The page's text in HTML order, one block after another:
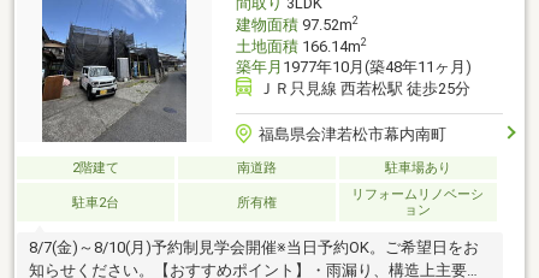
建物面積97.52m2
土地面積166.14m2
築年月 1977年10月(築48年11ヶ月)
ＪＲ只見線 西若松駅 徒歩25分
福島県会津若松市幕内南町
2階建て 南道路 駐車場あり
駐車2台 所有権
リフォームリノベーシ
ョン
8/7(金)～8/10(月)予約制見学会開催※当日予約OK。ご希望日をお
知らせください。【おすすめポイント】・雨漏り、構造上主要な